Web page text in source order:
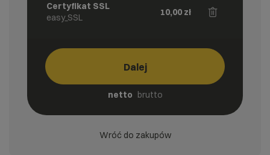
Certyfikat SSL
easy_SSL
10,00 zł
Dalej
netto brutto
Wróć do zakupów